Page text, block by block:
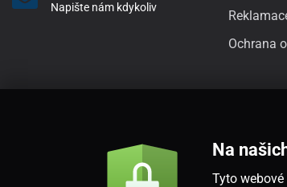
Napište nám kdykoliv
Ochrana
Na
Tyto